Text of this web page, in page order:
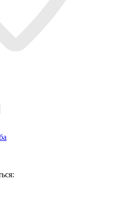
: